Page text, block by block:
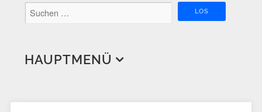
HAUPTMENÜ